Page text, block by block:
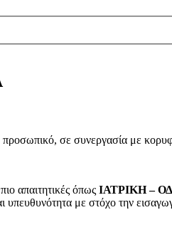
σε συνεργασία με
απαιτητικές όπως ΙΑΤΡΙΚΗ –
υπευθυνότητα με στόχο την